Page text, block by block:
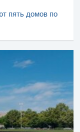
пять домов по